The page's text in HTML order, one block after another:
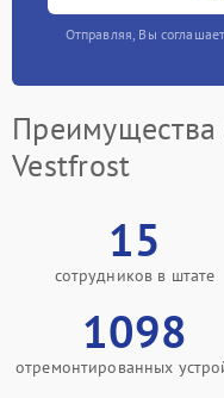
Отправляя, Вы
Преимущества
Vestfrost
15
сотрудников в штате
1098
отремонтированных